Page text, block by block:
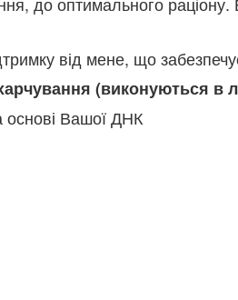
від мене, що
(виконуються в
основі Вашої ДНК